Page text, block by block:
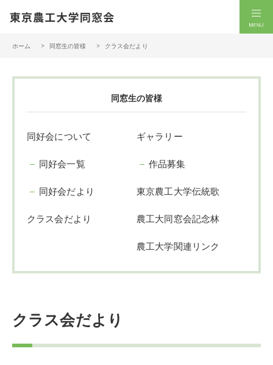
ホーム 同窓生の皆様 クラス会だより
同窓生の皆様
同好会について
同好会一覧
同好会だより
クラス会だより
ギャラリー
作品募集
東京農工大学伝統歌
農工大同窓会記念林
農工大学関連リンク
クラス会だより